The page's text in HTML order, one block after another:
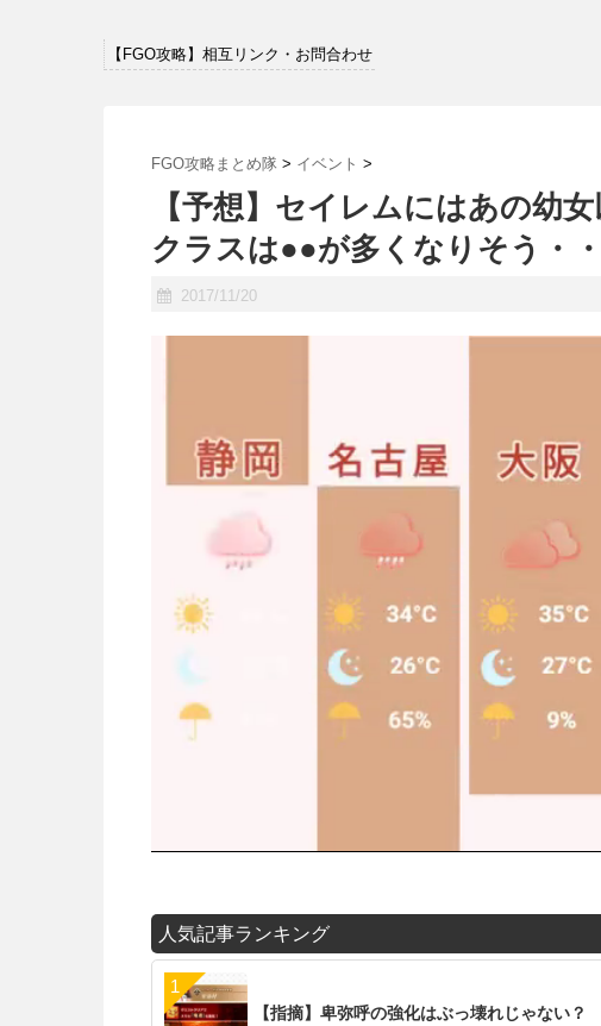
【FGO攻略】相互リンク・お問合わせ
FGO攻略まとめ隊 > イベント >
【予想】セイレムにはあの幼
クラスは●●が多くなりそう・・
2017/11/20
人気記事ランキング
【指摘】卑弥呼の強化はぶっ壊れじゃない？